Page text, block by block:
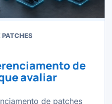
de
avaliar
de patches